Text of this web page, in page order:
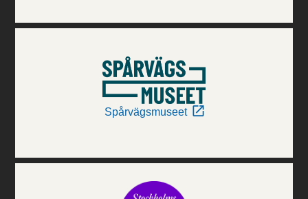
Spårvägsmuseet